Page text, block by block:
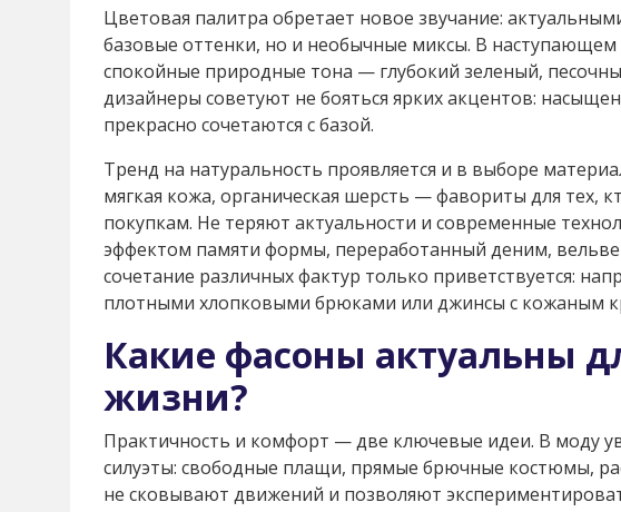
Цветовая палитра обретает новое звучание:
базовые оттенки, но и необычные миксы. В наступающем
спокойные природные тона — глубокий зеленый,
дизайнеры советуют не бояться ярких акцентов:
прекрасно сочетаются с базой.
Тренд на натуральность проявляется и в выборе
мягкая кожа, органическая шерсть — фавориты для тех,
покупкам. Не теряют актуальности и современные
эффектом памяти формы, переработанный деним,
сочетание различных фактур только приветствуется:
плотными хлопковыми брюками или джинсы с кожаным
Какие фасоны актуальны
жизни?
Практичность и комфорт — две ключевые идеи. В моду
силуэты: свободные плащи, прямые брючные костюмы,
не сковывают движений и позволяют